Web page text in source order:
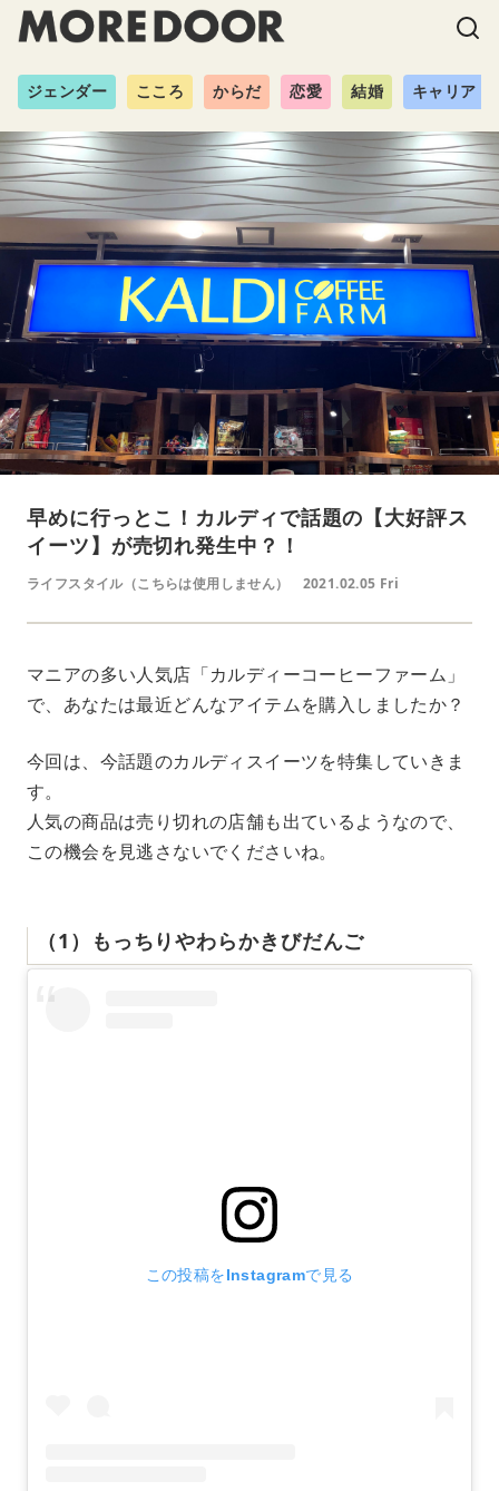
ジェンダー こころ からだ 恋愛 結婚 キャリア
早めに行っとこ！カルディで話題の【大好評ス
イーツ】が売切れ発生中？！
ライフスタイル（こちらは使用しません） 2021.02.05 Fri
マニアの多い人気店「カルディーコーヒーファーム」
で、あなたは最近どんなアイテムを購入しましたか？
今回は、今話題のカルディスイーツを特集していきま
す。
人気の商品は売り切れの店舗も出ているようなので、
この機会を見逃さないでくださいね。
（1）もっちりやわらかきびだんご
この投稿をInstagramで見る